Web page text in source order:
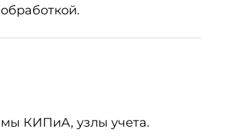
КИПиА, узлы учета.